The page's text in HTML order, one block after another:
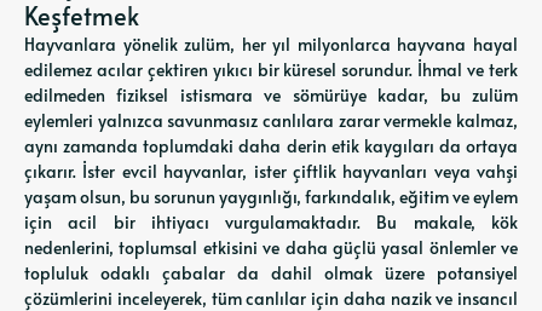
Keşfetmek
Hayvanlara yönelik zulüm, her yıl milyonlarca hayvana hayal
edilemez acılar çektiren yıkıcı bir küresel sorundur. İhmal ve terk
edilmeden fiziksel istismara ve sömürüye kadar, bu zulüm
eylemleri yalnızca savunmasız canlılara zarar vermekle kalmaz,
aynı zamanda toplumdaki daha derin etik kaygıları da ortaya
çıkarır. İster evcil hayvanlar, ister çiftlik hayvanları veya vahşi
yaşam olsun, bu sorunun yaygınlığı, farkındalık, eğitim ve eylem
için acil bir ihtiyacı vurgulamaktadır. Bu makale, kök
nedenlerini, toplumsal etkisini ve daha güçlü yasal önlemler ve
topluluk odaklı çabalar da dahil olmak üzere potansiyel
çözümlerini inceleyerek, tüm canlılar için daha nazik ve insancıl